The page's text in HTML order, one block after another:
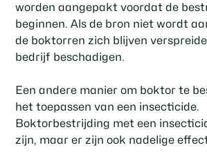
worden aangepakt voordat de
beginnen. Als de bron niet wordt
de boktorren zich blijven
bedrijf beschadigen.
Een andere manier om boktor te
het toepassen van een insecticide.
Boktorbestrijding met een
zijn, maar er zijn ook nadelige